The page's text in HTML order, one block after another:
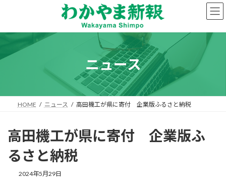
ン
へ
プ
ー
ョ
動
ニュース
HOME ニュース 高田機工が県に寄付 企業版ふるさと納税
高田機工が県に寄付 企業版ふ
るさと納税
2024年5月29日